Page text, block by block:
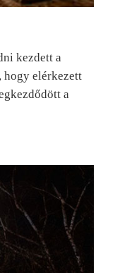
kezdett a
hogy elérkezett
a